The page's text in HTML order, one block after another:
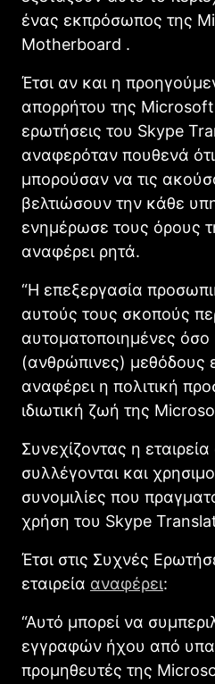
ένας εκπρόσωπος της
Motherboard .
Έτσι αν και η
απορρήτου της Microsoft
ερωτήσεις του Skype
αναφερόταν πουθενά ότι
μπορούσαν να τις
βελτιώσουν την κάθε
ενημέρωσε τους όρους
αναφέρει ρητά.
“Η επεξεργασία
αυτούς τους σκοπούς
αυτοματοποιημένες
(ανθρώπινες) μεθόδους
αναφέρει η πολιτική
ιδιωτική ζωή της
Συνεχίζοντας η
συλλέγονται και
συνομιλίες που
χρήση του Skype
Έτσι στις Συχνές
εταιρεία αναφέρει:
“Αυτό μπορεί να
εγγραφών ήχου από
προμηθευτές της